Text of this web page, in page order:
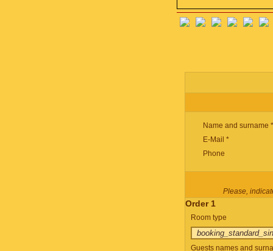
Name and surname *
E-Mail *
Phone
Please,
Order 1
Room type
Guests names and